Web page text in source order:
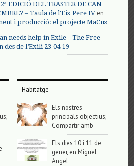
EDICIÓ DEL TRASTER DE CAN
– Taula de l'Eix Pere IV en
i producció: el projecte MaCus
needs help in Exile – The Free
des de l’Exili 23-04-19
Habitatge
Els nostres
principals objectius;
Compartir amb
Els dies 10 i 11 de
gener, en Miguel
Angel